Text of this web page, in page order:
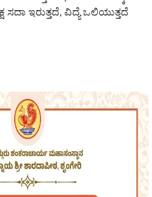
ಸದಾ ಇರುತ್ತದೆ, ವಿದ್ಯೆ ಒಲಿಯುತ್ತದೆ